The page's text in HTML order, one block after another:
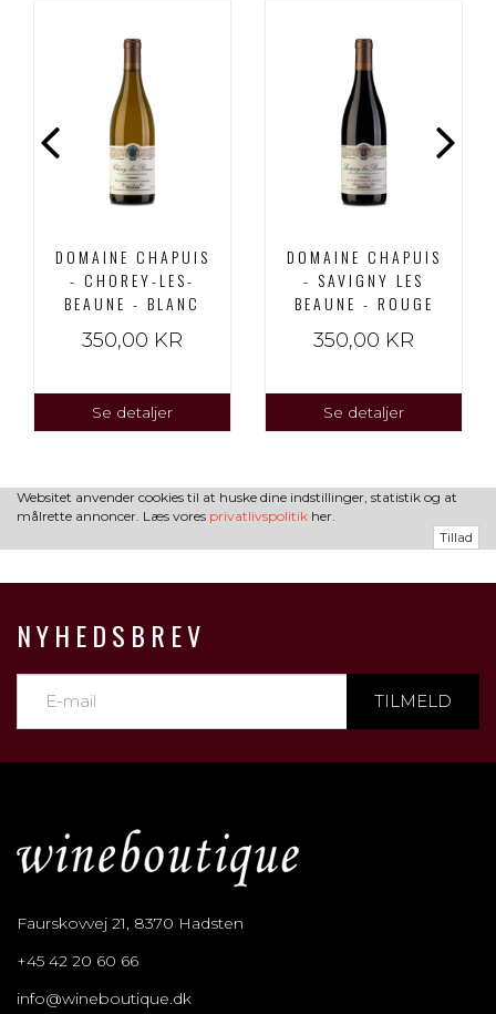
DOMAINE CHAPUIS
- CHOREY-LES-
BEAUNE - BLANC
350,00 KR
Se detaljer
DOMAINE CHAPUIS
- SAVIGNY LES
BEAUNE - ROUGE
350,00 KR
Se detaljer
Websitet anvender cookies til at huske dine indstillinger, statistik og at
målrette annoncer. Læs vores privatlivspolitik her.
Tillad
NYHEDSBREV
TILMELD
Faurskovvej 21, 8370 Hadsten
+45 42 20 60 66
info@wineboutique.dk